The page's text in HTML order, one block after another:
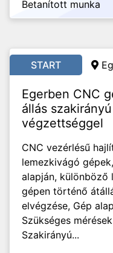
Betanított munka
START
Egerben CNC
állás szakirányú
végzettséggel
CNC vezérlésű
lemezkivágó
alapján, különböző
gépen történő
elvégzése, Gép
Szükséges
Szakirányú...